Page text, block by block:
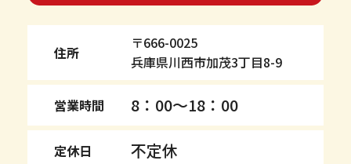
住所
〒666-0025
兵庫県川西市加茂3丁目8-9
営業時間 8：00～18：00
定休日 不定休